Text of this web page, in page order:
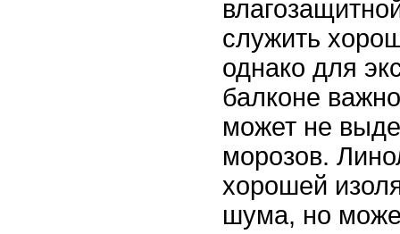
служить
однако для
балконе
может не
морозов.
хорошей
шума, но